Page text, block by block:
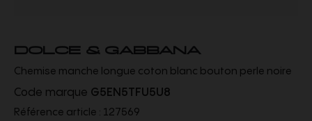
DOLCE & GABBANA
Chemise manche longue coton blanc bouton perle noire
Code marque G5EN5TFU5U8
Référence article : 127569